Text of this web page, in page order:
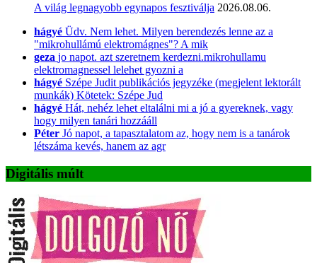
A világ legnagyobb egynapos fesztiválja 2026.08.06.
hágyé Üdv. Nem lehet. Milyen berendezés lenne az a
"mikrohullámú elektromágnes"? A mik
geza jo napot. azt szeretnem kerdezni.mikrohullamu
elektromagnessel lelehet gyozni a
hágyé Szépe Judit publikációs jegyzéke (megjelent lektorált
munkák) Kötetek: Szépe Jud
hágyé Hát, nehéz lehet eltalálni mi a jó a gyereknek, vagy
hogy milyen tanári hozzááll
Péter Jó napot, a tapasztalatom az, hogy nem is a tanárok
létszáma kevés, hanem az agr
Digitális múlt